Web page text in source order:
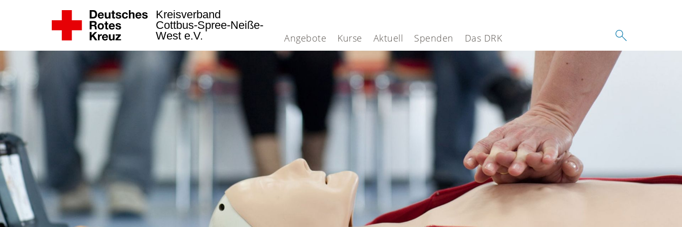
Angebote Kurse Aktuell Spenden Das DRK
Kreisverband
Cottbus-Spree-Neiße-
West e.V.